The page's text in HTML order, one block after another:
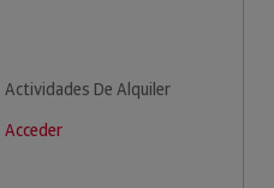
Actividades De Alquiler
Acceder